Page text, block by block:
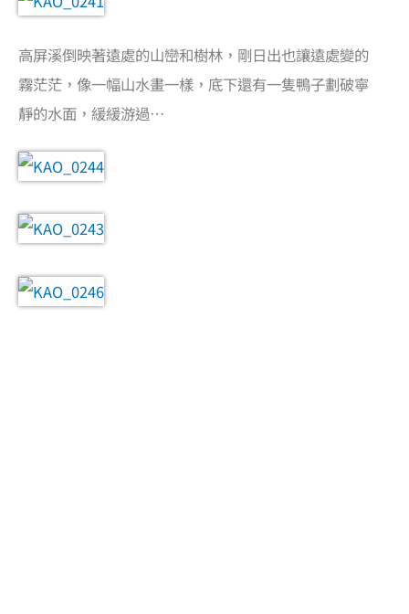
高屏溪倒映著遠處的山巒和樹林，剛日出也讓遠處變的
霧茫茫，像一幅山水畫一樣，底下還有一隻鴨子劃破寧
靜的水面，緩緩游過…